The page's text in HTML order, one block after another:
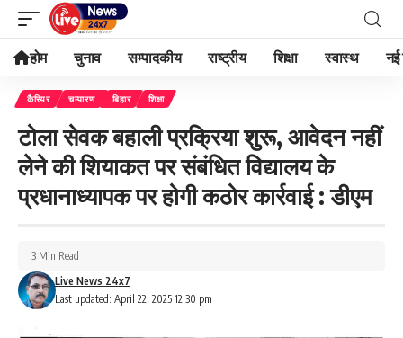
होम चुनाव सम्पादकीय राष्ट्रीय शिक्षा स्वास्थ नई
कैरियर चम्पारण बिहार शिक्षा
टोला सेवक बहाली प्रक्रिया शुरू, आवेदन नहीं
लेने की शियाकत पर संबंधित विद्यालय के
प्रधानाध्यापक पर होगी कठोर कार्रवाई : डीएम
Last updated: April 22, 2025 12:30 pm
Live News 24x7
3 Min Read